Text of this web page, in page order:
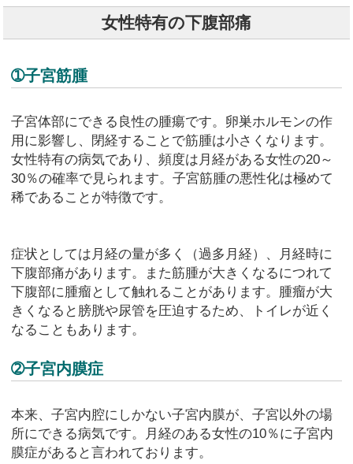
女性特有の下腹部痛
➀子宮筋腫
子宮体部にできる良性の腫瘍です。卵巣ホルモンの作
用に影響し、閉経することで筋腫は小さくなります。
女性特有の病気であり、頻度は月経がある女性の20～
30％の確率で見られます。子宮筋腫の悪性化は極めて
稀であることが特徴です。
症状としては月経の量が多く（過多月経）、月経時に
下腹部痛があります。また筋腫が大きくなるにつれて
下腹部に腫瘤として触れることがあります。腫瘤が大
きくなると膀胱や尿管を圧迫するため、トイレが近く
なることもあります。
➁子宮内膜症
本来、子宮内腔にしかない子宮内膜が、子宮以外の場
所にできる病気です。月経のある女性の10％に子宮内
膜症があると言われております。